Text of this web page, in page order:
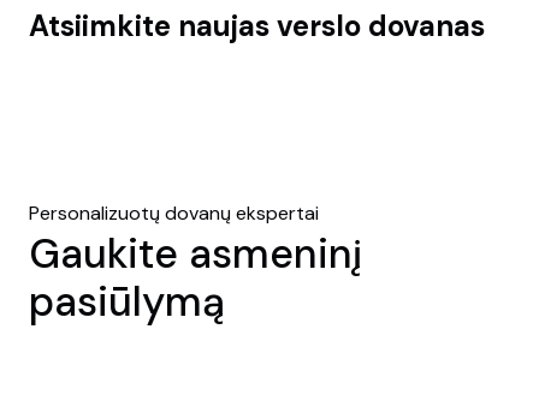
Atsiimkite naujas verslo dovanas
Personalizuotų dovanų ekspertai
Gaukite asmeninį
pasiūlymą